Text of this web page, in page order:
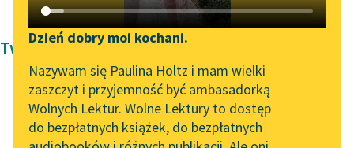
Katalog DAISY
Podkasty o książkach
Zgłoś brak utworu
Aktualności
„Prokurator Alicja Horn”
do słuchania
Narzędzia
Mapa Wolnych Lektur
Leśmianator
Dzień dobry moi kochani.
Nazywam się Paulina Holtz i mam wielki
zaszczyt i przyjemność być ambasadorką
Wolnych Lektur. Wolne Lektury to dostęp
do bezpłatnych książek, do bezpłatnych
Twórczość Pedro Calderon de la Barca
Pedro Calderon de la Barca